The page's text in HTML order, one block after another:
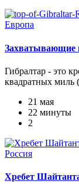
Европа
Захватывающие
Гибралтар - это
квадратных миль
21 мая
22 минуты
2
Россия
Хребет